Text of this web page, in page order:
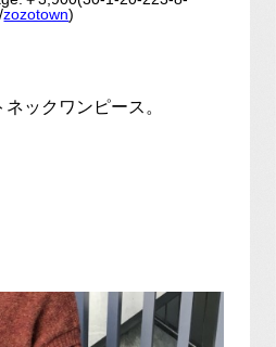
zozotown)
ックワンピース。